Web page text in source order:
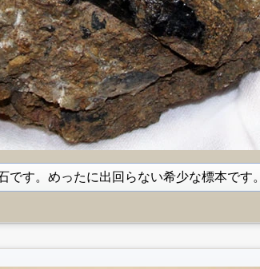
す。めったに出回らない希少な標本です。